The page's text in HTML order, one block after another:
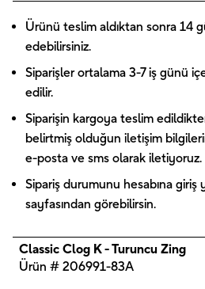
Ürünü teslim aldıktan sonra 14
edebilirsiniz.
Siparişler ortalama 3-7 iş günü
edilir.
Siparişin kargoya teslim
belirtmiş olduğun iletişim
e-posta ve sms olarak iletiyoruz.
Sipariş durumunu hesabına giriş
sayfasından görebilirsin.
Classic Clog K - Turuncu Zing
Ürün # 206991-83A